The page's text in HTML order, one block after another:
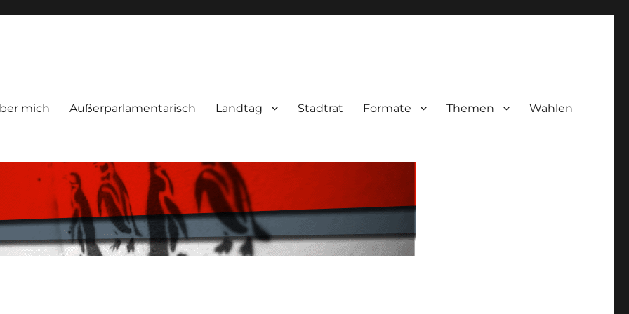
mich Außerparlamentarisch Landtag Stadtrat Formate Themen Wahlen